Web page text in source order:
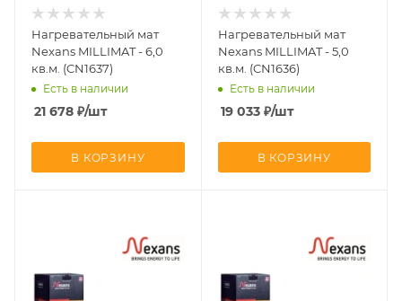
Нагревательный мат
Nexans MILLIMAT - 6,0
кв.м. (CN1637)
Есть в наличии
21 678 ₽/шт
В КОРЗИНУ
Нагревательный мат
Nexans MILLIMAT - 5,0
кв.м. (CN1636)
Есть в наличии
19 033₽/шт
В КОРЗИНУ